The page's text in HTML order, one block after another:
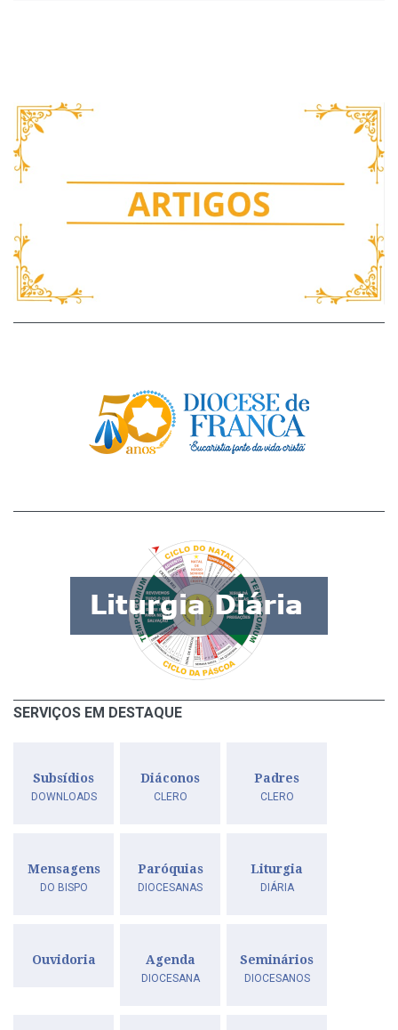
SERVIÇOS EM DESTAQUE
Subsídios
DOWNLOADS
Diáconos
CLERO
Padres
CLERO
Mensagens
DO BISPO
Paróquias
DIOCESANAS
Liturgia
DIÁRIA
Ouvidoria Agenda
DIOCESANA
Seminários
DIOCESANOS